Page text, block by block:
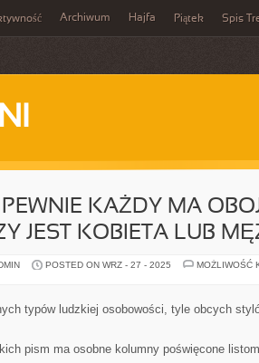
Archiwum Hajfa Piątek Spis
PEWNIE KAŻDY MA
JEST KOBIETA LUB
POSTED ON WRZ - 27 - 2025
MOŻLIWOŚĆ
typów ludzkiej osobowości, tyle obcych
pism ma osobne kolumny poświęcone